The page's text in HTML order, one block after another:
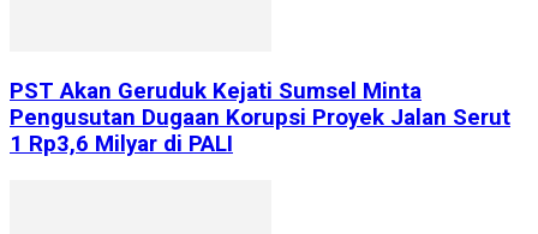
PST Akan Geruduk Kejati Sumsel Minta
Pengusutan Dugaan Korupsi Proyek Jalan Serut
1 Rp3,6 Milyar di PALI